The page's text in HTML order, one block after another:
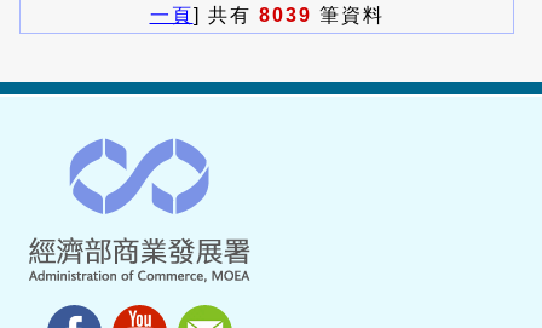
一頁] 共有 8039 筆資料